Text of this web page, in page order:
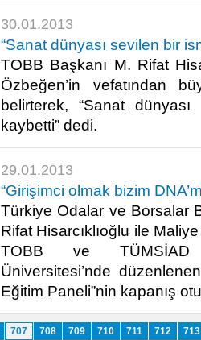
30.01.2013
​“Sanat dünyası sevilen bir
TOBB Başkanı M. Rifat
Özbeğen’in vefatından
belirterek, “Sanat
kaybetti” dedi. ​
29.01.2013
​“Girişimci olmak bizim
Türkiye Odalar ve Borsalar
Rifat Hisarcıklıoğlu ile
TOBB ve TÜMSİAD
Üniversitesi’nde
Eğitim Paneli”nin kapanış
707 708 709 710 711 712 713